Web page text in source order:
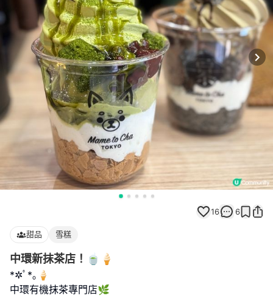
16 6
甜品 雪糕
中環新抹茶店！🍵🍦
*✲ﾟ*｡🍦
中環有機抹茶專門店🌿